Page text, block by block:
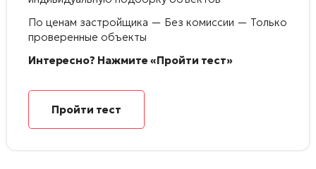
По ценам застройщика — Без комиссии — Только
проверенные объекты
Интересно? Нажмите «Пройти тест»
Пройти тест